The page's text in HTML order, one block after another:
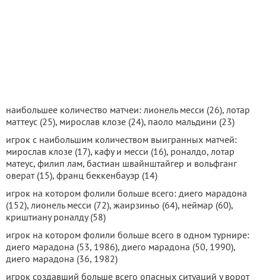
наибольшее количество матчеи: лионель месси (26), лотар
маттеус (25), мирослав клозе (24), паоло мальдини (23)
игрок с наибольшим количеством выигранных матчей:
мирослав клозе (17), кафу и месси (16), роналдо, лотар
матеус, филип лам, бастиан швайнштайгер и вольфганг
оверат (15), франц беккенбауэр (14)
игрок на котором фолили больше всего: диего марадона
(152), лионель месси (72), жаирзиньо (64), неймар (60),
криштиану роналду (58)
игрок на котором фолили больше всего в одном турнире:
диего марадона (53, 1986), диего марадона (50, 1990),
диего марадона (36, 1982)
игрок создавший больше всего опасных ситуаций у ворот